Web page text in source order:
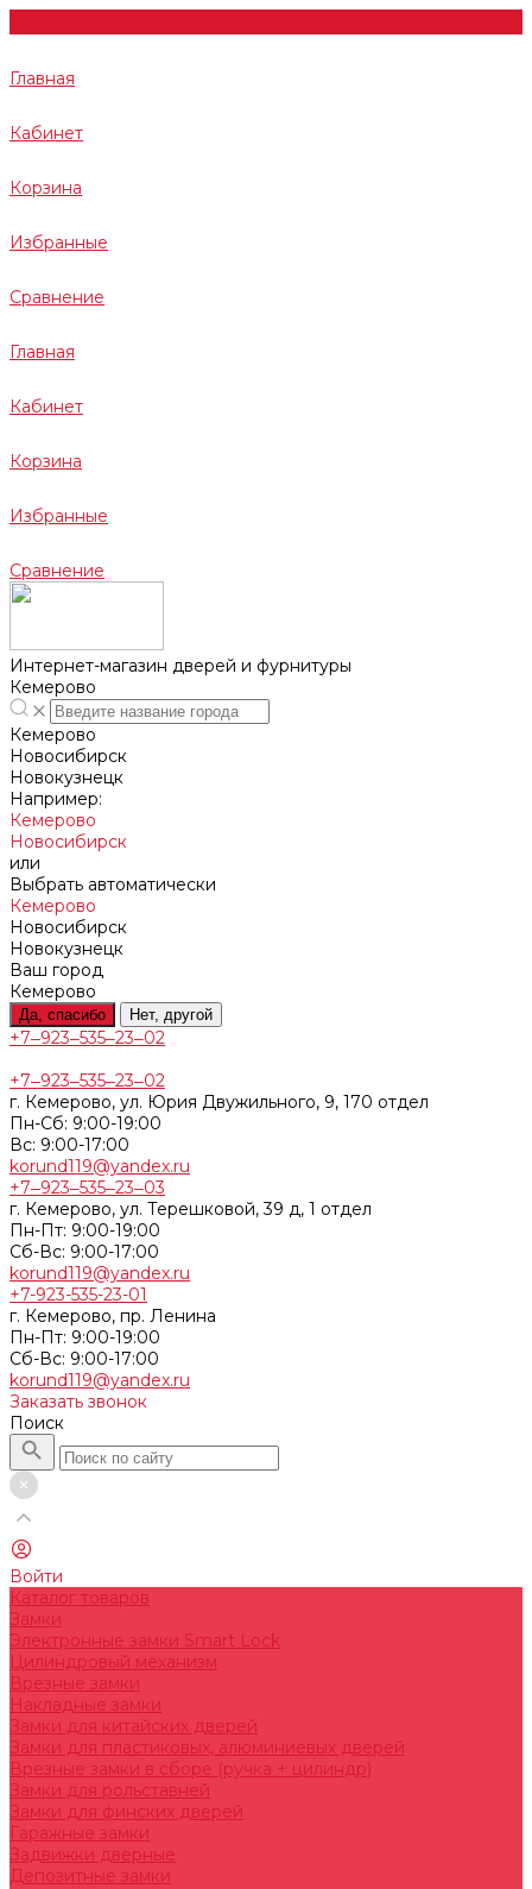
Главная
Кабинет
Корзина
Избранные
Сравнение
Главная
Кабинет
Корзина
Избранные
Сравнение
Интернет-магазин дверей и фурнитуры
Кемерово
Кемерово
Новосибирск
Новокузнецк
Например:
Кемерово
Новосибирск
или
Выбрать автоматически
Кемерово
Новосибирск
Новокузнецк
Ваш город
Кемерово
Да, спасибо Нет, другой
+7‒923‒535‒23‒02
+7‒923‒535‒23‒02
г. Кемерово, ул. Юрия Двужильного, 9, 170 отдел
Пн-Сб: 9:00-19:00
Вс: 9:00-17:00
korund119@yandex.ru
+7‒923‒535‒23‒03
г. Кемерово, ул. Терешковой, 39 д, 1 отдел
Пн-Пт: 9:00-19:00
Cб-Вс: 9:00-17:00
korund119@yandex.ru
+7-923-535-23-01
г. Кемерово, пр. Ленина
Пн-Пт: 9:00-19:00
Cб-Вс: 9:00-17:00
korund119@yandex.ru
Заказать звонок
Поиск
Войти
Каталог товаров
Замки
Электронные замки Smart Lock
Цилиндровый механизм
Врезные замки
Накладные замки
Замки для китайских дверей
Замки для пластиковых, алюминиевых дверей
Врезные замки в сборе (ручка + цилиндр)
Замки для рольставней
Замки для финских дверей
Гаражные замки
Задвижки дверные
Депозитные замки